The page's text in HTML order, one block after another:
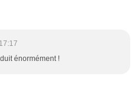
énormément !